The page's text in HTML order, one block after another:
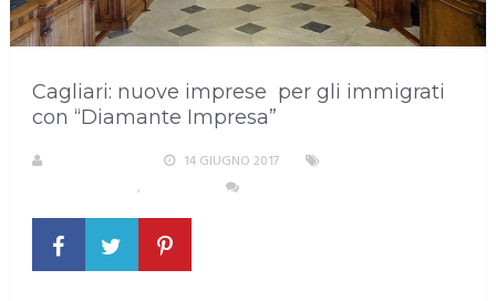
Cagliari: nuove imprese per gli immigrati
con “Diamante Impresa”
14 GIUGNO 2017
,